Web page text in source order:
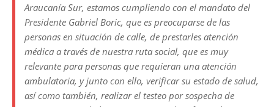
Araucanía Sur, estamos cumpliendo con el mandato del
Presidente Gabriel Boric, que es preocuparse de las
personas en situación de calle, de prestarles atención
médica a través de nuestra ruta social, que es muy
relevante para personas que requieran una atención
ambulatoria, y junto con ello, verificar su estado de salud,
así como también, realizar el testeo por sospecha de